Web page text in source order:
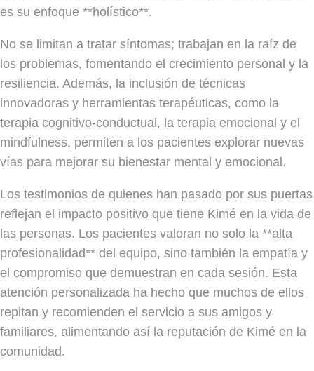
es su enfoque **holístico**.
No se limitan a tratar síntomas; trabajan en la raíz de
los problemas, fomentando el crecimiento personal y la
resiliencia. Además, la inclusión de técnicas
innovadoras y herramientas terapéuticas, como la
terapia cognitivo-conductual, la terapia emocional y el
mindfulness, permiten a los pacientes explorar nuevas
vías para mejorar su bienestar mental y emocional.
Los testimonios de quienes han pasado por sus puertas
reflejan el impacto positivo que tiene Kimé en la vida de
las personas. Los pacientes valoran no solo la **alta
profesionalidad** del equipo, sino también la empatía y
el compromiso que demuestran en cada sesión. Esta
atención personalizada ha hecho que muchos de ellos
repitan y recomienden el servicio a sus amigos y
familiares, alimentando así la reputación de Kimé en la
comunidad.